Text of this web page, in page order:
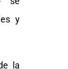
y
la